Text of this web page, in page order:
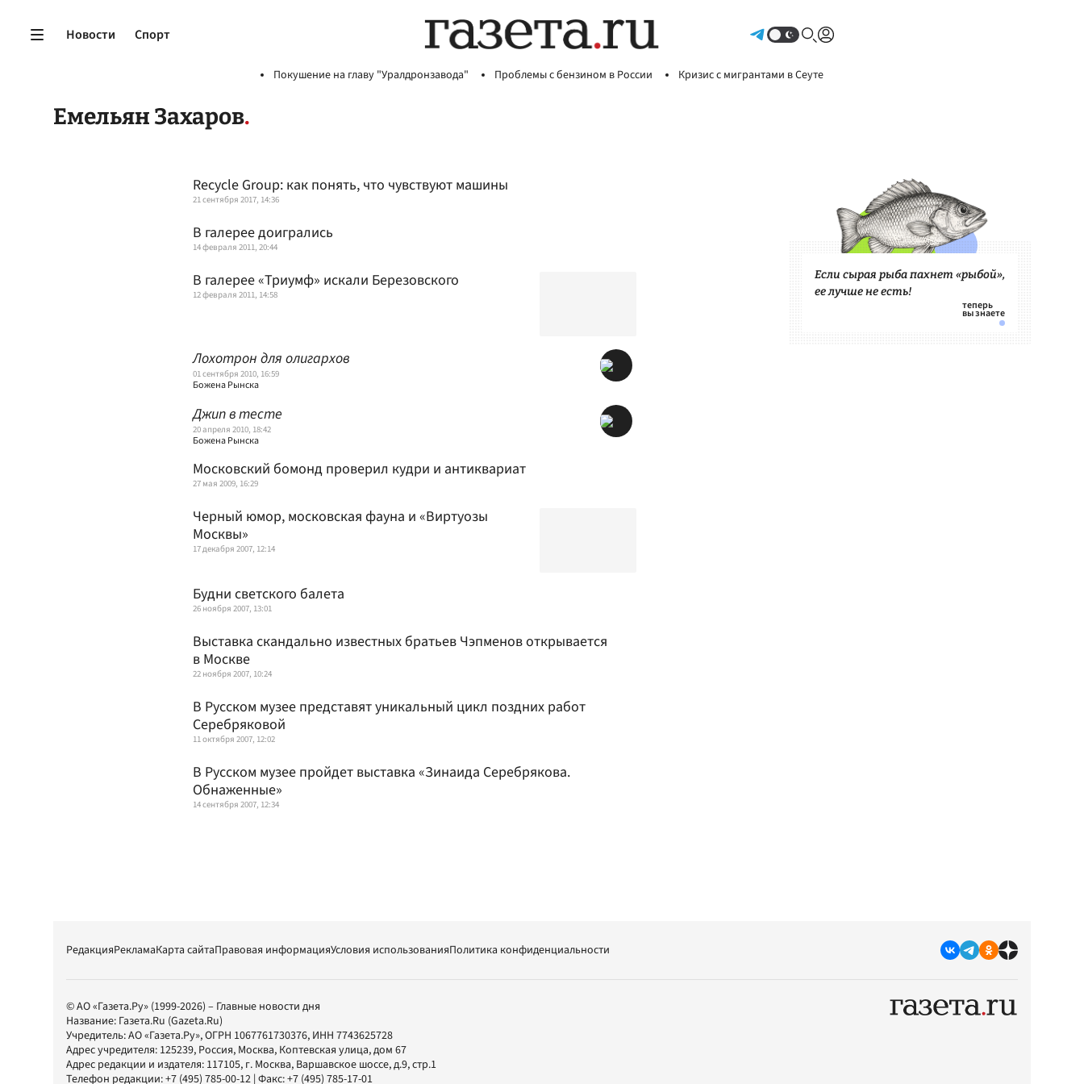
Новости Спорт
Покушение на главу "Уралдронзавода" Проблемы с бензином в России Кризис с мигрантами в Сеуте
Емельян Захаров
Recycle Group: как понять, что чувствуют машины
21 сентября 2017, 14:36
В галерее доигрались
14 февраля 2011, 20:44
В галерее «Триумф» искали Березовского
12 февраля 2011, 14:58
Лохотрон для олигархов
01 сентября 2010, 16:59
Божена Рынска
Джип в тесте
20 апреля 2010, 18:42
Божена Рынска
Московский бомонд проверил кудри и антиквариат
27 мая 2009, 16:29
Черный юмор, московская фауна и «Виртуозы
Москвы»
17 декабря 2007, 12:14
Будни светского балета
26 ноября 2007, 13:01
Выставка скандально известных братьев Чэпменов открывается
в Москве
22 ноября 2007, 10:24
В Русском музее представят уникальный цикл поздних работ
Серебряковой
11 октября 2007, 12:02
В Русском музее пройдет выставка «Зинаида Серебрякова.
Обнаженные»
14 сентября 2007, 12:34
Если сырая рыба пахнет «рыбой»,
ее лучше не есть!
РедакцияРекламаКарта сайтаПравовая информацияУсловия использованияПолитика конфиденциальности
© АО «Газета.Ру» (1999-2026) – Главные новости дня
Название: Газета.Ru (Gazeta.Ru)
Учредитель:АО «Газета.Ру», ОГРН 1067761730376, ИНН 7743625728
Адрес учредителя: 125239, Россия, Москва, Коптевская улица, дом 67
Адрес редакции и издателя: 117105, г. Москва, Варшавское шоссе, д.9, стр.1
Телефон редакции:+7 (495) 785-00-12 | Факс:+7 (495) 785-17-01